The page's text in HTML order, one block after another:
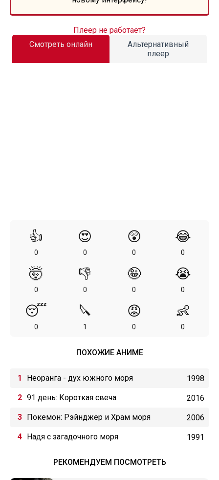
Смотреть онлайн
Альтернативный
плеер
Плеер не работает?
👍
0
😍
0
😲
0
😂
0
🤯
0
👎
0
🤪
0
😭
0
😴
0
🔪
1
😡
0
👶
0
ПОХОЖИЕ АНИМЕ
Неоранга - дух южного моря 1998
91 день: Короткая свеча 2016
Покемон: Рэйнджер и Храм моря 2006
Надя с загадочного моря 1991
РЕКОМЕНДУЕМ ПОСМОТРЕТЬ